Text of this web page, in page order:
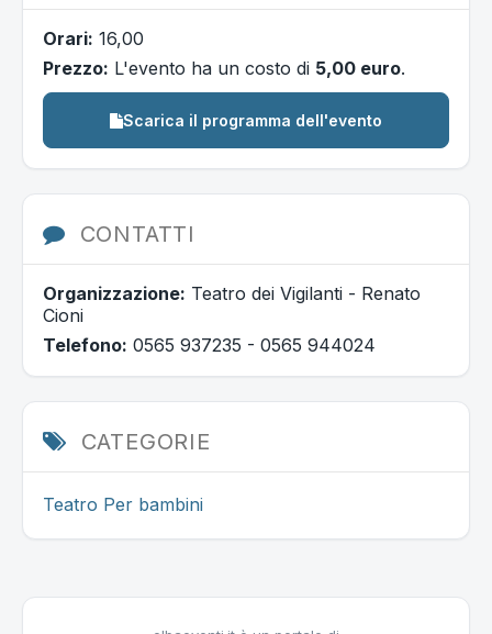
Orari: 16,00
Prezzo: L'evento ha un costo di 5,00 euro.
Scarica il programma dell'evento
CONTATTI
Organizzazione: Teatro dei Vigilanti - Renato
Cioni
Telefono: 0565 937235 - 0565 944024
CATEGORIE
Teatro Per bambini